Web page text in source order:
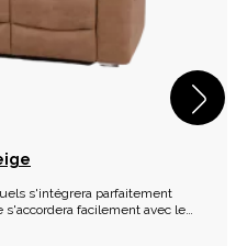
s'intégrera parfaitement
facilement avec les